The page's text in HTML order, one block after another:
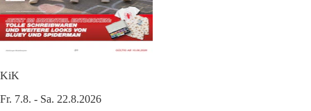
KiK
Fr. 7.8. - Sa. 22.8.2026